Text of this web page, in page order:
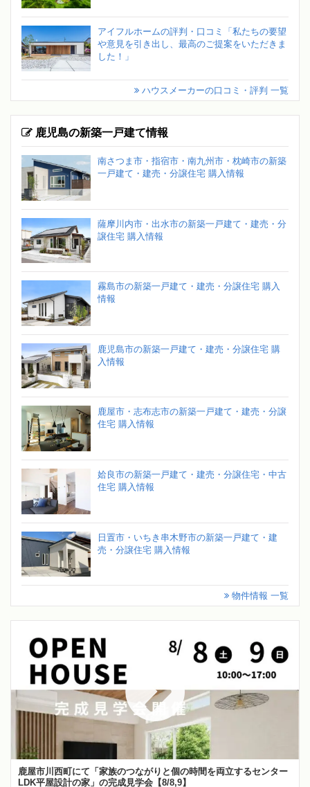
アイフルホームの評判・口コミ「私たちの要望
や意見を引き出し、最高のご提案をいただきま
した！」
ハウスメーカーの口コミ・評判 一覧
鹿児島の新築一戸建て情報
南さつま市・指宿市・南九州市・枕崎市の新築
一戸建て・建売・分譲住宅 購入情報
薩摩川内市・出水市の新築一戸建て・建売・分
譲住宅 購入情報
霧島市の新築一戸建て・建売・分譲住宅 購入
情報
鹿児島市の新築一戸建て・建売・分譲住宅 購
入情報
鹿屋市・志布志市の新築一戸建て・建売・分譲
住宅 購入情報
姶良市の新築一戸建て・建売・分譲住宅・中古
住宅 購入情報
日置市・いちき串木野市の新築一戸建て・建
売・分譲住宅 購入情報
物件情報 一覧
鹿屋市川西町にて「家族のつながりと個の時間を両立するセンター
LDK平屋設計の家」の完成見学会【8/8,9】